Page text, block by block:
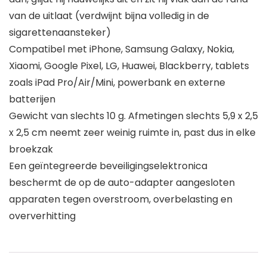
van de uitlaat (verdwijnt bijna volledig in de
sigarettenaansteker)
Compatibel met iPhone, Samsung Galaxy, Nokia,
Xiaomi, Google Pixel, LG, Huawei, Blackberry, tablets
zoals iPad Pro/Air/Mini, powerbank en externe
batterijen
Gewicht van slechts 10 g. Afmetingen slechts 5,9 x 2,5
x 2,5 cm neemt zeer weinig ruimte in, past dus in elke
broekzak
Een geïntegreerde beveiligingselektronica
beschermt de op de auto-adapter aangesloten
apparaten tegen overstroom, overbelasting en
oververhitting